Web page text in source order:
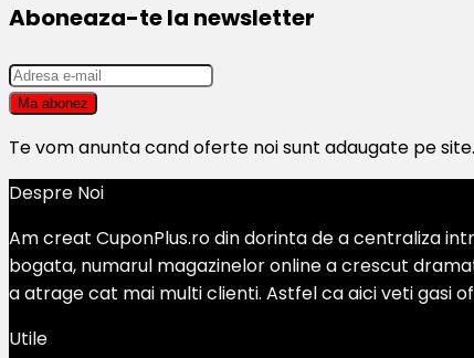
Aboneaza-te la newsletter
Te vom anunta cand oferte noi sunt adaugate pe site.
Despre Noi
Am creat CuponPlus.ro din dorinta de a centraliza
bogata, numarul magazinelor online a crescut
a atrage cat mai multi clienti. Astfel ca aici veti gasi
Utile